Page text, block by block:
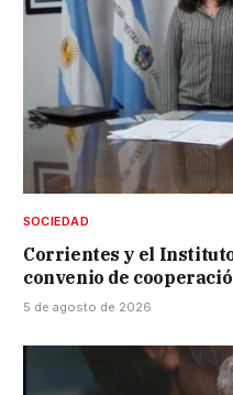
SOCIEDAD
Corrientes y el
convenio de
5 de agosto de 2026